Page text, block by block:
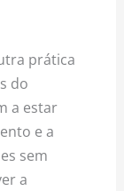
prática
do
a estar
e a
sem
a